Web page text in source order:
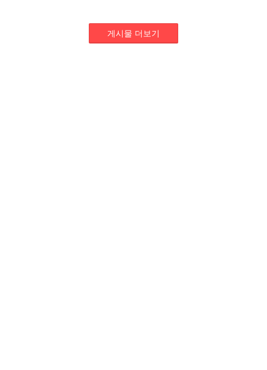
게시물 더보기